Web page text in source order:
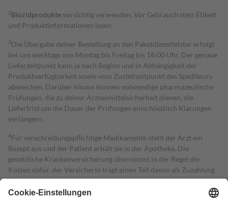
2Biozidproduktevorsichtig verwenden. Vor Gebrauch stets Etikett
und Produktinformationen lesen.
3Die Übergabe deiner Bestellung an den Paketdienstleister erfolgt
bei uns werktags von Montag bis Freitag bis 18:00 Uhr. Der genaue
Lieferzeitpunkt kann je nach Region und in Abhängigkeit der
Produktverfügbarkeit sowie vom Zustellzeitpunkt des Spediteurs
abweichen. Darüber hinaus können notwendige pharmazeutische
Prüfungen, die zu deiner Arzneimittelsicherheit dienen, die
Lieferfrist um die Dauer der Prüfungen einschließlich Klärungen
verlängern.
4Für verschreibungspflichtige Medikamente stellt der Arzt ein
Rezept aus und der Patient erhält sie in der Apotheke. Die
gesetzliche Krankenversicherung übernimmt in der Regel die
Kosten dafür, der Versicherte trägt einen Teil davon als Zuzahlung
mit.
Grundsätzlich leisten Mitglieder Zuzahlungen in Höhe von zehn